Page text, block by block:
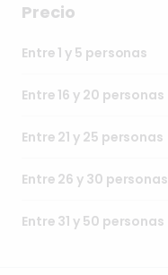
Precio
Entre 1 y 5 personas
Entre 16 y 20 personas
Entre 21 y 25 personas
Entre 26 y 30 personas
Entre 31 y 50 personas